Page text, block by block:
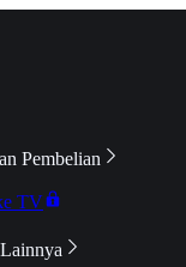
Pembelian
TV